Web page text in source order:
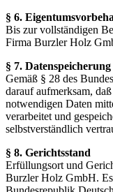
§ 6.
Bis zur vollständigen
Firma Burzler Holz
§ 7. Datenspeicherung
Gemäß § 28 des
darauf aufmerksam,
notwendigen Daten
verarbeitet und
selbstverständlich
§ 8. Gerichtsstand
Erfüllungsort und
Burzler Holz GmbH.